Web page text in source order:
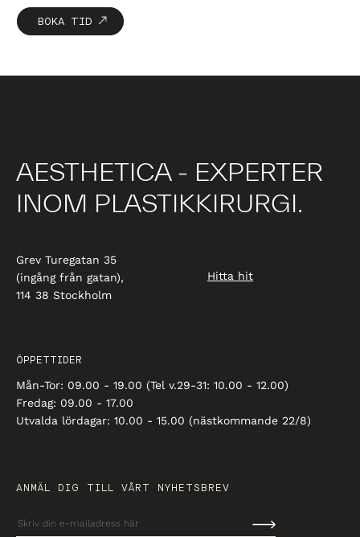
BOKA TID
AESTHETICA - EXPERTER
INOM PLASTIKKIRURGI.
Grev Turegatan 35
(ingång från gatan),
114 38 Stockholm
Hitta hit
ÖPPETTIDER
Mån-Tor: 09.00 - 19.00 (Tel v.29-31: 10.00 - 12.00)
Fredag: 09.00 - 17.00
Utvalda lördagar: 10.00 - 15.00 (nästkommande 22/8)
ANMÄL DIG TILL VÅRT NYHETSBREV